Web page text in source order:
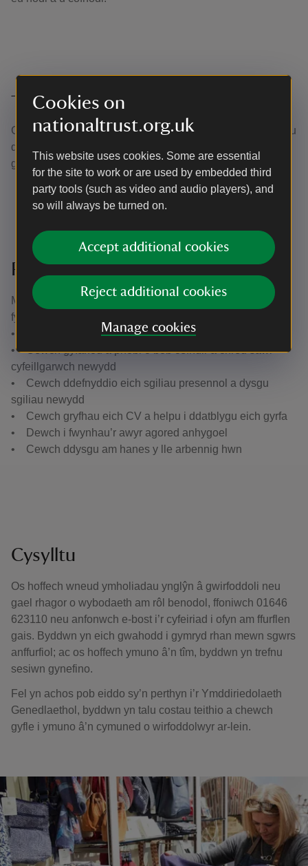
Cookies on
nationaltrust.org.uk
This website uses cookies. Some are essential
for the site to work or are used by embedded third
party tools (such as video and audio players), and
so will always be turned on.
Accept additional cookies
Reject additional cookies
Manage cookies
Teithiau tywys
Gallech fod yn treulio amser yn y coetiroedd, tir a thraethau
dan ein gofal drwy gynllunio ac arwain teithiau tywydd o
gwmpas ein lleoedd unigryw yma yn Sir Benfro.
Pam ymuno â ni?
Mae llu o resymau dros ymuno â ni; efallai mai gwirfoddoli
fydd y penderfyniad gorau a wnewch erioed
• Dewch yn rhan o dîm cyfeillgar ac ymroddedig
• Cewch gyfarfod â phobl o bob cefndir a chreu sawl
cyfeillgarwch newydd
• Cewch ddefnyddio eich sgiliau presennol a dysgu
sgiliau newydd
• Cewch gryfhau eich CV a helpu i ddatblygu eich gyrfa
• Dewch i fwynhau’r awyr agored anhygoel
• Cewch ddysgu am hanes y lle arbennig hwn
Cysylltu
Os hoffech wneud ymholiadau ynglŷn â gwirfoddoli neu
gael rhagor o wybodaeth am rôl benodol, ffoniwch 01646
623110 neu anfonwch e-bost i’r cyfeiriad i ofyn am ffurflen
gais. Byddwn yn eich gwahodd i gymryd rhan mewn sgwrs
anffurfiol; ac os hoffech ymuno â’n tîm, byddwn yn trefnu
sesiwn gynefino.
Fel yn achos pob eiddo sy’n perthyn i’r Ymddiriedolaeth
Genedlaethol, byddwn yn talu costau teithio a chewch
gyfle i ymuno â’n cymuned o wirfoddolwyr ar-lein.